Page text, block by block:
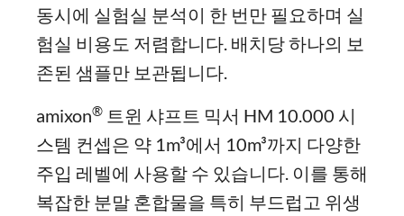
동시에 실험실 분석이 한 번만 필요하며 실
험실 비용도 저렴합니다. 배치당 하나의 보
존된 샘플만 보관됩니다.
amixon® 트윈 샤프트 믹서 HM 10.000 시
스템 컨셉은 약 1m³에서 10m³까지 다양한
주입 레벨에 사용할 수 있습니다. 이를 통해
복잡한 분말 혼합물을 특히 부드럽고 위생